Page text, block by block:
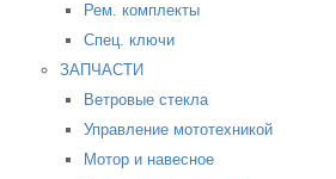
Рем. комплекты
Спец. ключи
ЗАПЧАСТИ
Ветровые стекла
Управление мототехникой
Мотор и навесное